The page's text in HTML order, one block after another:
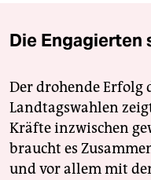
Die Engagierten
Der drohende Erfolg
Landtagswahlen
Kräfte inzwischen
braucht es
und vor allem mit